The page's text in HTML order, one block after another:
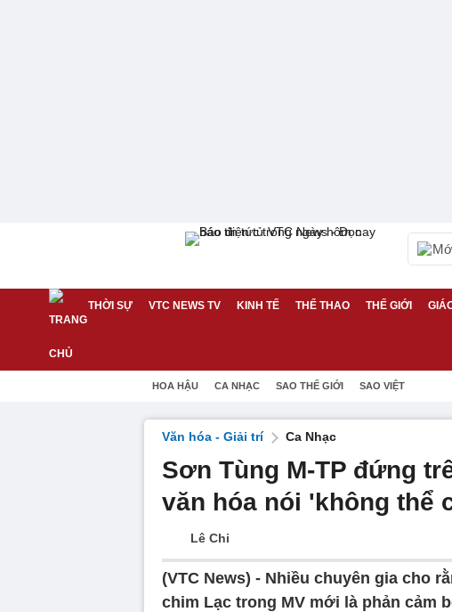
THỜI SỰ VTC NEWS TV KINH TẾ THỂ THAO THẾ GIỚI
HOA HẬU CA NHẠC SAO THẾ GIỚI SAO VIỆT
Văn hóa - Giải trí Ca Nhạc
Sơn Tùng M-TP đứng
văn hóa nói 'không thể
Lê Chi
(VTC News) - Nhiều chuyên gia cho
chim Lạc trong MV mới là phản cảm